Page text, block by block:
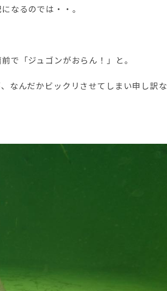
なるのでは・・。
で「ジュゴンがおらん！」と。
なんだかビックリさせてしまい申し訳な